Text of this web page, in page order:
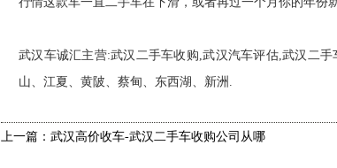
武汉车诚汇主营:武汉二手车收购,武汉汽车评估,武汉二
山、江夏、黄陂、蔡甸、东西湖、新洲.
上一篇：武汉高价收车-武汉二手车收购公司从哪